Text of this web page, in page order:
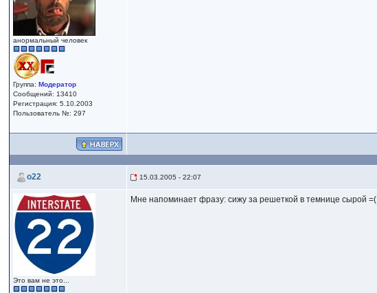
анормальный человек
Группа:Модератор
Сообщений: 13410
Регистрация: 5.10.2003
Пользователь №: 297
o22 15.03.2005 - 22:07
Это вам не это...
Мне напоминает фразу: сижу за решеткой в темнице сырой =(